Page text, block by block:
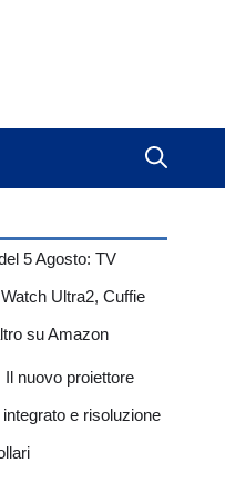
5 Agosto: TV
Ultra2, Cuffie
su Amazon
nuovo proiettore
e risoluzione